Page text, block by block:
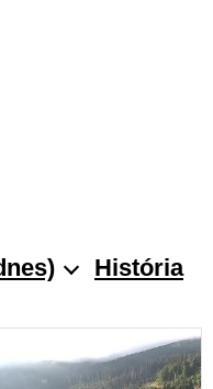
História